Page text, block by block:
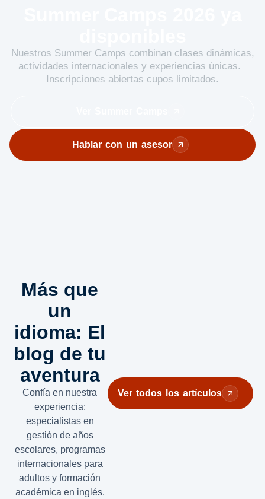
Nuestros Summer Camps combinan clases dinámicas,
actividades internacionales y experiencias únicas.
Inscripciones abiertas cupos limitados.
Hablar con un asesor
Más que
un
idioma: El
blog de tu
aventura
Confía en nuestra
experiencia:
especialistas en
gestión de años
escolares, programas
internacionales para
adultos y formación
académica en inglés.
Ver todos los artículos